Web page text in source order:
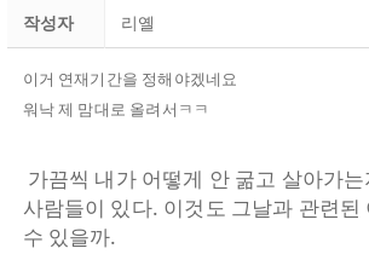
작성자 리옐
이거 연재기간을 정해야겠네요
워낙 제 맘대로 올려서ㅋㅋ
가끔씩 내가 어떻게 안 굶고 살아가
사람들이 있다. 이것도 그날과 관련된
수 있을까.